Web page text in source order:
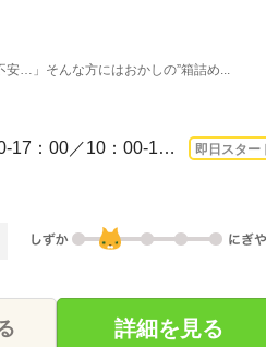
安…」そんな方にはおかしの”箱詰め...
3ヵ月以上 即日〜 / 【勤務時間例】8：00-16：00／9：00-17：00／10：00-19：00／6：0... 即日スター
詳細を見る